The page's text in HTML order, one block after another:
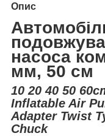
Опис
насоса
мм, 50 см
10 20 40 50
Inflatable Air
Adapter Twist
Chuck